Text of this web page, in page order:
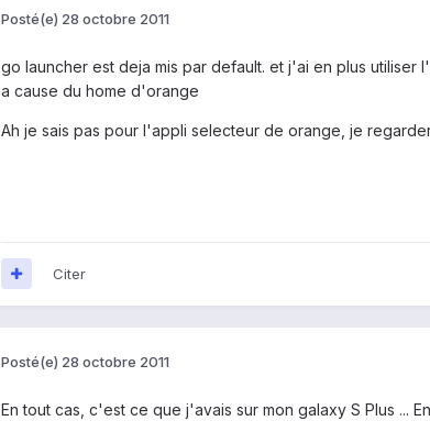
Posté(e) 28 octobre 2011
go launcher est deja mis par default. et j'ai en plus
a cause du home d'orange
Ah je sais pas pour l'appli selecteur de orange, je
Citer
Posté(e) 28 octobre 2011
En tout cas, c'est ce que j'avais sur mon galaxy S Plus ...